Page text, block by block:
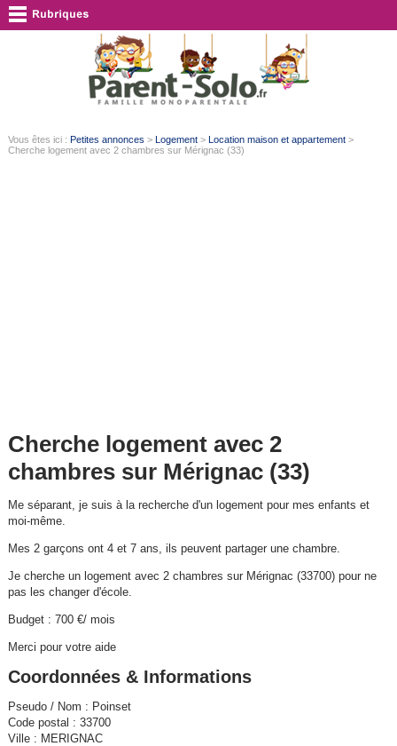
Vous êtes ici : Petites annonces > Logement> Location maison et appartement>
Cherche logement avec 2 chambres sur Mérignac (33)
Cherche logement avec 2
chambres sur Mérignac (33)
Me séparant, je suis à la recherche d'un logement pour mes enfants et
moi-même.
Mes 2 garçons ont 4 et 7 ans, ils peuvent partager une chambre.
Je cherche un logement avec 2 chambres sur Mérignac (33700) pour ne
pas les changer d'école.
Budget : 700 €/ mois
Merci pour votre aide
Coordonnées & Informations
Pseudo / Nom : Poinset
Code postal : 33700
Ville : MERIGNAC